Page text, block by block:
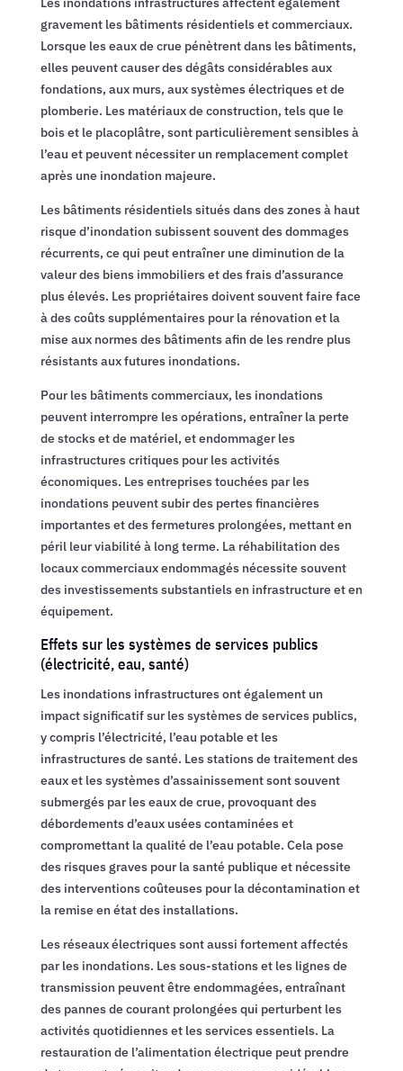
gravement les bâtiments résidentiels et commerciaux.
Lorsque les eaux de crue pénètrent dans les bâtiments,
elles peuvent causer des dégâts considérables aux
fondations, aux murs, aux systèmes électriques et de
plomberie. Les matériaux de construction, tels que le
bois et le placoplâtre, sont particulièrement sensibles à
l’eau et peuvent nécessiter un remplacement complet
après une inondation majeure.
Les bâtiments résidentiels situés dans des zones à haut
risque d’inondation subissent souvent des dommages
récurrents, ce qui peut entraîner une diminution de la
valeur des biens immobiliers et des frais d’assurance
plus élevés. Les propriétaires doivent souvent faire face
à des coûts supplémentaires pour la rénovation et la
mise aux normes des bâtiments afin de les rendre plus
résistants aux futures inondations.
Pour les bâtiments commerciaux, les inondations
peuvent interrompre les opérations, entraîner la perte
de stocks et de matériel, et endommager les
infrastructures critiques pour les activités
économiques. Les entreprises touchées par les
inondations peuvent subir des pertes financières
importantes et des fermetures prolongées, mettant en
péril leur viabilité à long terme. La réhabilitation des
locaux commerciaux endommagés nécessite souvent
des investissements substantiels en infrastructure et en
équipement.
Effets sur les systèmes de services publics
(électricité, eau, santé)
Les inondations infrastructures ont également un
impact significatif sur les systèmes de services publics,
y compris l’électricité, l’eau potable et les
infrastructures de santé. Les stations de traitement des
eaux et les systèmes d’assainissement sont souvent
submergés par les eaux de crue, provoquant des
débordements d’eaux usées contaminées et
compromettant la qualité de l’eau potable. Cela pose
des risques graves pour la santé publique et nécessite
des interventions coûteuses pour la décontamination et
la remise en état des installations.
Les réseaux électriques sont aussi fortement affectés
par les inondations. Les sous-stations et les lignes de
transmission peuvent être endommagées, entraînant
des pannes de courant prolongées qui perturbent les
activités quotidiennes et les services essentiels. La
restauration de l’alimentation électrique peut prendre